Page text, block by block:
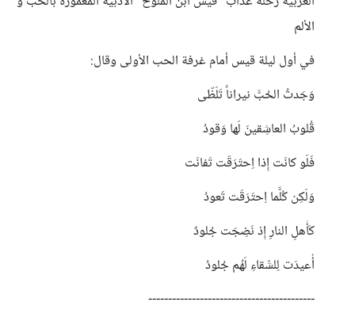
الألم
في أول ليلة قيس أمام غرفة الحب الأولى وقال:
وَجَدتُ الحُبَّ نيراناً تَلَظّى
قُلوبُ العاشِقينَ لَها وَقودُ
فَلَو كانَت إِذا اِحتَرَقَت تَفانَت
وَلَكِن كُلَّما اِحتَرَقَت تَعودُ
كَأَهلِ النارِ إِذ نَضِجَت جُلودٌ
أُعيدَت لِلشَقاءِ لَهُم جُلودُ
------------------------------------------